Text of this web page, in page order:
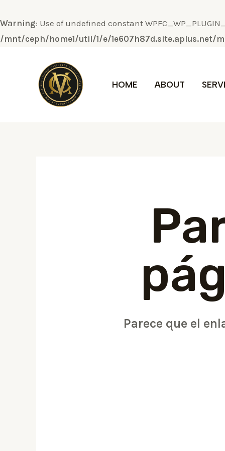
Warning: Use of undefined constant
/mnt/ceph/home1/util/1/e/
contenido
HOME ABOUT
Parece que el